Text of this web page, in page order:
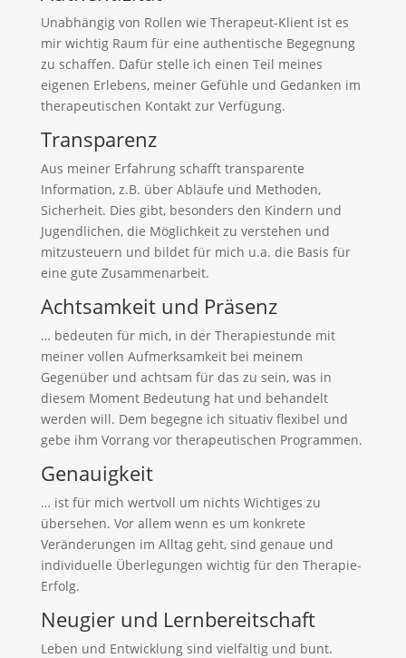
Unabhängig von Rollen wie Therapeut-Klient ist es
mir wichtig Raum für eine authentische Begegnung
zu schaffen. Dafür stelle ich einen Teil meines
eigenen Erlebens, meiner Gefühle und Gedanken im
therapeutischen Kontakt zur Verfügung.
Transparenz
Aus meiner Erfahrung schafft transparente
Information, z.B. über Abläufe und Methoden,
Sicherheit. Dies gibt, besonders den Kindern und
Jugendlichen, die Möglichkeit zu verstehen und
mitzusteuern und bildet für mich u.a. die Basis für
eine gute Zusammenarbeit.
Achtsamkeit und Präsenz
… bedeuten für mich, in der Therapiestunde mit
meiner vollen Aufmerksamkeit bei meinem
Gegenüber und achtsam für das zu sein, was in
diesem Moment Bedeutung hat und behandelt
werden will. Dem begegne ich situativ flexibel und
gebe ihm Vorrang vor therapeutischen Programmen.
Genauigkeit
… ist für mich wertvoll um nichts Wichtiges zu
übersehen. Vor allem wenn es um konkrete
Veränderungen im Alltag geht, sind genaue und
individuelle Überlegungen wichtig für den Therapie-
Erfolg.
Neugier und Lernbereitschaft
Leben und Entwicklung sind vielfältig und bunt.